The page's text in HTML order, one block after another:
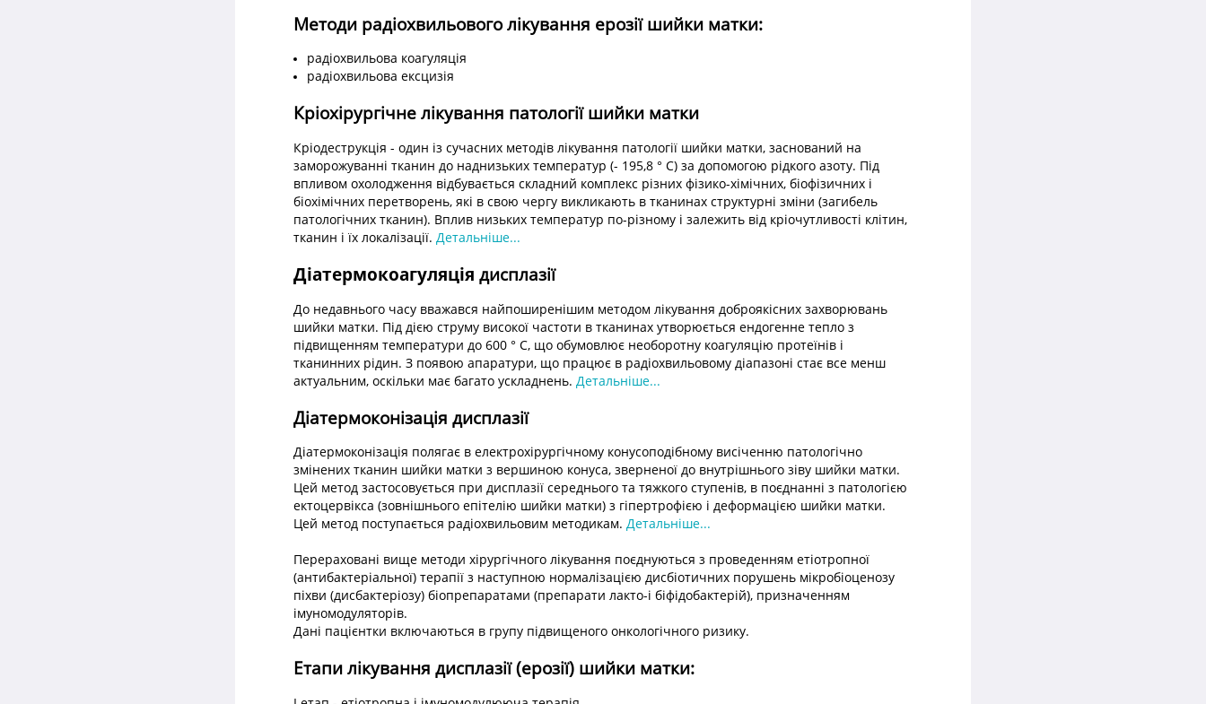
Методи радіохвильового лікування ерозії шийки матки:
радіохвильова коагуляція
радіохвильова ексцизія
Кріохірургічне лікування патології шийки матки
Кріодеструкція - один із сучасних методів лікування патології шийки матки, заснований на
заморожуванні тканин до наднизьких температур (- 195,8 ° C) за допомогою рідкого азоту. Під
впливом охолодження відбувається складний комплекс різних фізико-хімічних, біофізичних і
біохімічних перетворень, які в свою чергу викликають в тканинах структурні зміни (загибель
патологічних тканин). Вплив низьких температур по-різному і залежить від кріочутливості клітин,
тканин і їх локалізації. Детальніше...
Діатермокоагуляція дисплазії
До недавнього часу вважався найпоширенішим методом лікування доброякісних захворювань
шийки матки. Під дією струму високої частоти в тканинах утворюється ендогенне тепло з
підвищенням температури до 600 ° С, що обумовлює необоротну коагуляцію протеїнів і
тканинних рідин. З появою апаратури, що працює в радіохвильовому діапазоні стає все менш
актуальним, оскільки має багато ускладнень. Детальніше...
Діатермоконізація дисплазії
Діатермоконізація полягає в електрохірургічному конусоподібному висіченню патологічно
змінених тканин шийки матки з вершиною конуса, зверненої до внутрішнього зіву шийки матки.
Цей метод застосовується при дисплазії середнього та тяжкого ступенів, в поєднанні з патологією
ектоцервікса (зовнішнього епітелію шийки матки) з гіпертрофією і деформацією шийки матки.
Цей метод поступається радіохвильовим методикам. Детальніше...
Перераховані вище методи хірургічного лікування поєднуються з проведенням етіотропної
(антибактеріальної) терапії з наступною нормалізацією дисбіотичних порушень мікробіоценозу
піхви (дисбактеріозу) біопрепаратами (препарати лакто-і біфідобактерій), призначенням
імуномодуляторів.
Дані пацієнтки включаються в групу підвищеного онкологічного ризику.
Етапи лікування дисплазії (ерозії) шийки матки: